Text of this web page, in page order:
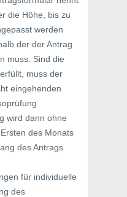
die Höhe, bis zu
werden
der der Antrag
muss. Sind die
muss der
eingehenden
wird dann ohne
des Monats
des Antrags
für individuelle
des